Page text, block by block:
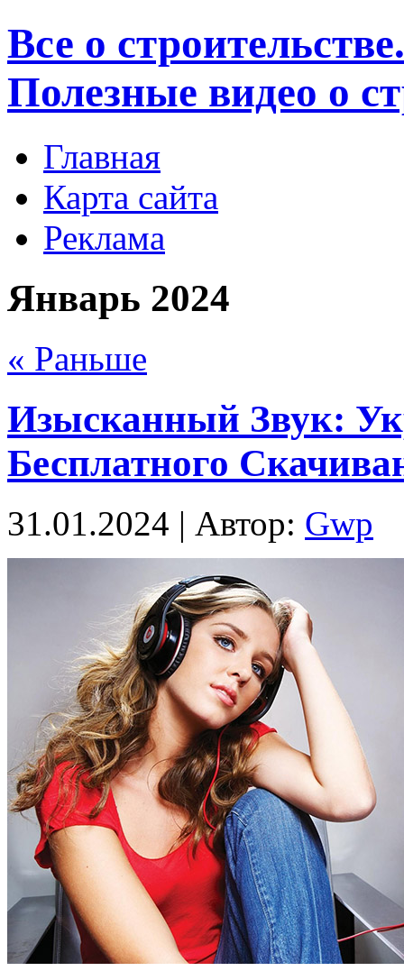
Все о
Полезные видео о
Главная
Карта сайта
Реклама
Январь 2024
« Раньше
Изысканный Звук:
Бесплатного
31.01.2024 | Автор: Gwp